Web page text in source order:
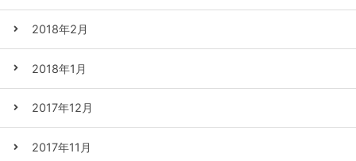
2018年2月
2018年1月
2017年12月
2017年11月